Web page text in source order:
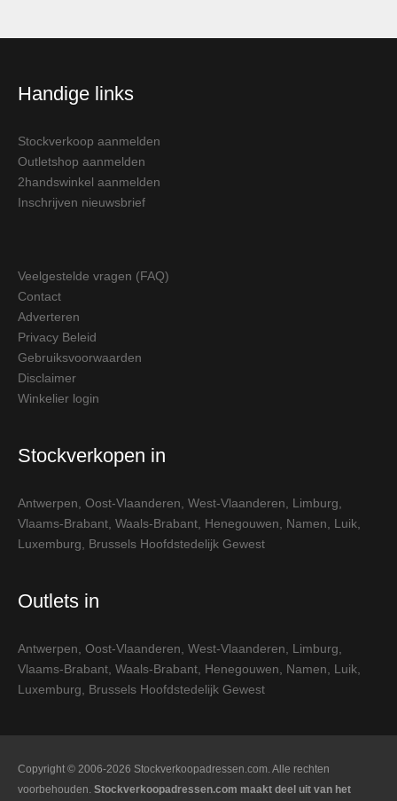
Handige links
Stockverkoop aanmelden
Outletshop aanmelden
2handswinkel aanmelden
Inschrijven nieuwsbrief
Veelgestelde vragen (FAQ)
Contact
Adverteren
Privacy Beleid
Gebruiksvoorwaarden
Disclaimer
Winkelier login
Stockverkopen in
Antwerpen Oost-Vlaanderen West-Vlaanderen Limburg
Vlaams-Brabant Waals-Brabant Henegouwen Namen Luik
Luxemburg
Brussels Hoofdstedelijk Gewest
Outlets in
Antwerpen Oost-Vlaanderen West-Vlaanderen Limburg
Vlaams-Brabant Waals-Brabant Henegouwen Namen Luik
Luxemburg
Brussels Hoofdstedelijk Gewest
Copyright © 2006-2026 Stockverkoopadressen.com. Alle rechten
voorbehouden. Stockverkoopadressen.com maakt deel uit van het